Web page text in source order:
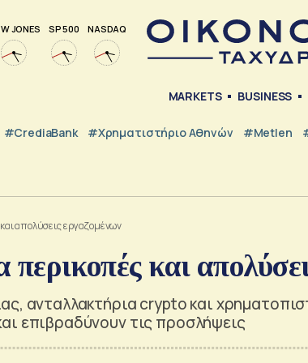
JONES SP 500 NASDAQ
MARKETS BUSINESS
#CrediaBank #Χρηματιστήριο Αθηνών #metlen
απολύσεις εργαζομένων
περικοπές και
ανταλλακτήρια crypto και
επιβραδύνουν τις προσλήψεις